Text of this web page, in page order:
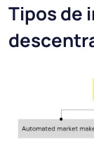
Tipos de